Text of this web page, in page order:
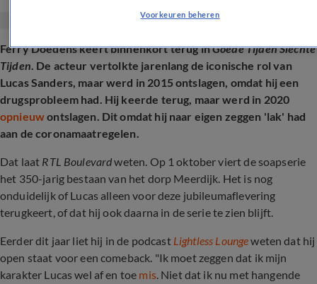
Ferry Doedens keert binnenkort terug inGoede Tijden Slechte
Tijden. De acteur vertolkte jarenlang de iconische rol van
Lucas Sanders, maar werd in 2015 ontslagen, omdat hij een
drugsprobleem had. Hij keerde terug, maar werd in 2020
opnieuwontslagen. Dit omdat hij naar eigen zeggen 'lak' had
aan de coronamaatregelen.
Dat laat RTL Boulevardweten. Op 1 oktober viert de soapserie
het 350-jarig bestaan van het dorp Meerdijk. Het is nog
onduidelijk of Lucas alleen voor deze jubileumaflevering
terugkeert, of dat hij ook daarna in de serie te zien blijft.
Eerder dit jaar liet hij in de podcast Lightless Loungeweten dat hij
open staat voor een comeback. "Ik moet zeggen dat ik mijn
karakter Lucas wel af en toe mis. Niet dat ik nu met hangende
Voorkeuren beheren